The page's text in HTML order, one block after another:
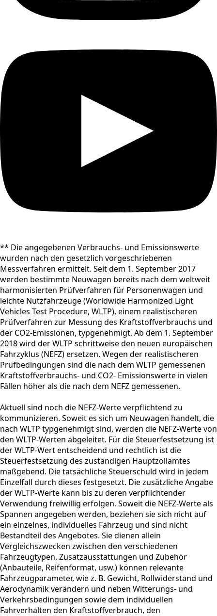
** Die angegebenen Verbrauchs- und Emissionswerte
wurden nach den gesetzlich vorgeschriebenen
Messverfahren ermittelt. Seit dem 1. September 2017
werden bestimmte Neuwagen bereits nach dem weltweit
harmonisierten Prüfverfahren für Personenwagen und
leichte Nutzfahrzeuge (Worldwide Harmonized Light
Vehicles Test Procedure, WLTP), einem realistischeren
Prüfverfahren zur Messung des Kraftstoffverbrauchs und
der CO2-Emissionen, typgenehmigt. Ab dem 1. September
2018 wird der WLTP schrittweise den neuen europäischen
Fahrzyklus (NEFZ) ersetzen. Wegen der realistischeren
Prüfbedingungen sind die nach dem WLTP gemessenen
Kraftstoffverbrauchs- und CO2- Emissionswerte in vielen
Fällen höher als die nach dem NEFZ gemessenen.
Aktuell sind noch die NEFZ-Werte verpflichtend zu
kommunizieren. Soweit es sich um Neuwagen handelt, die
nach WLTP typgenehmigt sind, werden die NEFZ-Werte von
den WLTP-Werten abgeleitet. Für die Steuerfestsetzung ist
der WLTP-Wert entscheidend und rechtlich ist die
Steuerfestsetzung des zuständigen Hauptzollamtes
maßgebend. Die tatsächliche Steuerschuld wird in jedem
Einzelfall durch dieses festgesetzt. Die zusätzliche Angabe
der WLTP-Werte kann bis zu deren verpflichtender
Verwendung freiwillig erfolgen. Soweit die NEFZ-Werte als
Spannen angegeben werden, beziehen sie sich nicht auf
ein einzelnes, individuelles Fahrzeug und sind nicht
Bestandteil des Angebotes. Sie dienen allein
Vergleichszwecken zwischen den verschiedenen
Fahrzeugtypen. Zusatzausstattungen und Zubehör
(Anbauteile, Reifenformat, usw.) können relevante
Fahrzeugparameter, wie z. B. Gewicht, Rollwiderstand und
Aerodynamik verändern und neben Witterungs- und
Verkehrsbedingungen sowie dem individuellen
Fahrverhalten den Kraftstoffverbrauch, den